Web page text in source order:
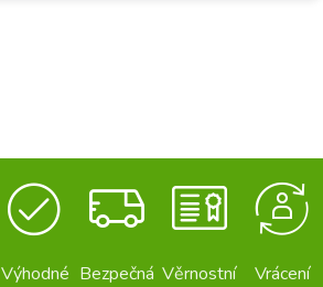
Výhodné Bezpečná Věrnostní
Vrácení